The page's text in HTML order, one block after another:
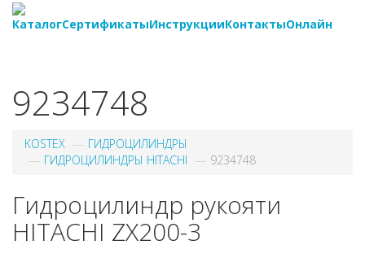
КаталогСертификатыИнструкцииКонтактыОнлайн
9234748
KOSTEX
ГИДРОЦИЛИНДРЫ
ГИДРОЦИЛИНДРЫ HITACHI
9234748
Гидроцилиндр рукояти
HITACHI ZX200-3